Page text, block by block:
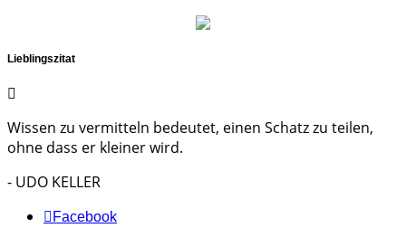
Lieblingszitat
Wissen zu vermitteln bedeutet, einen Schatz zu teilen,
ohne dass er kleiner wird.
- UDO KELLER
Facebook